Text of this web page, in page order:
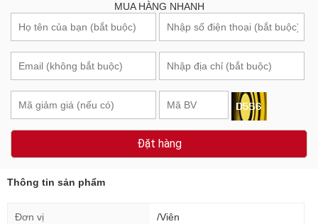
MUA HÀNG NHANH
Đặt hàng
Thông tin sản phẩm
Đơn vị /Viên